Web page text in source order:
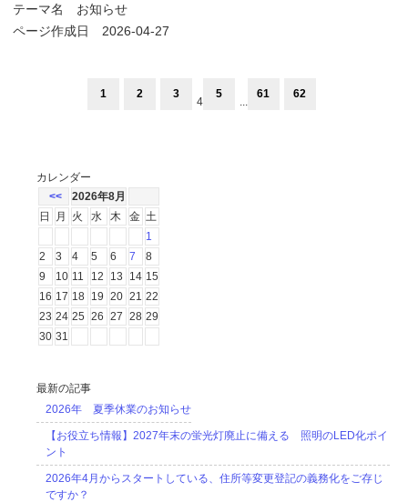
テーマ名 お知らせ
ページ作成日 2026-04-27
1 2 3
4
5
...
61 62
カレンダー
<<
2026年8月
日
月 火 水 木 金 土
1
2
3 4 5 6 7
8
9
10 11 12 13 14 15
16 17 18 19 20 21 22
23 24 25 26 27 28 29
30 31
最新の記事
2026年 夏季休業のお知らせ
【お役立ち情報】2027年末の蛍光灯廃止に備える 照明のLED化ポイ
ント
2026年4月からスタートしている、住所等変更登記の義務化をご存じ
ですか？